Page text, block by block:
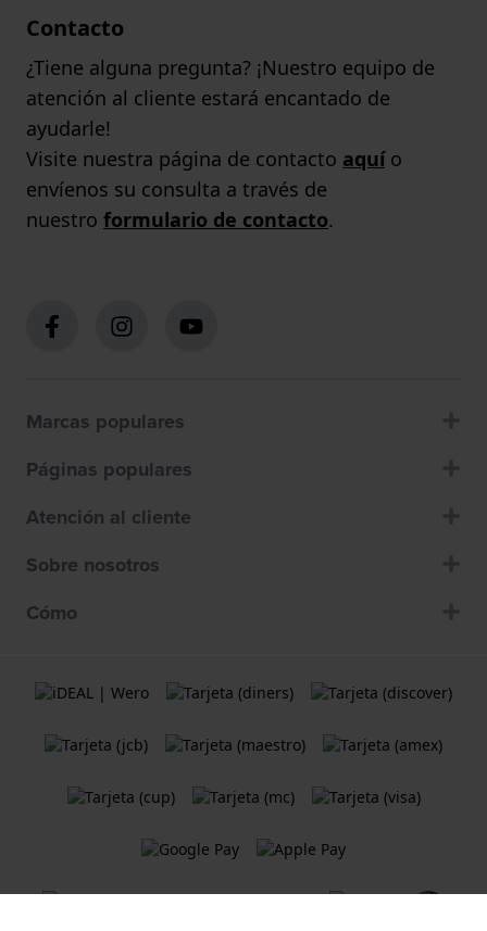
Contacto
¿Tiene alguna pregunta? ¡Nuestro equipo de
atención al cliente estará encantado de
ayudarle!
Visite nuestra página de contacto aquío
envíenos su consulta a través de
nuestro formulario de contacto.
Marcas populares
Páginas populares
Atención al cliente
Sobre nosotros
Cómo